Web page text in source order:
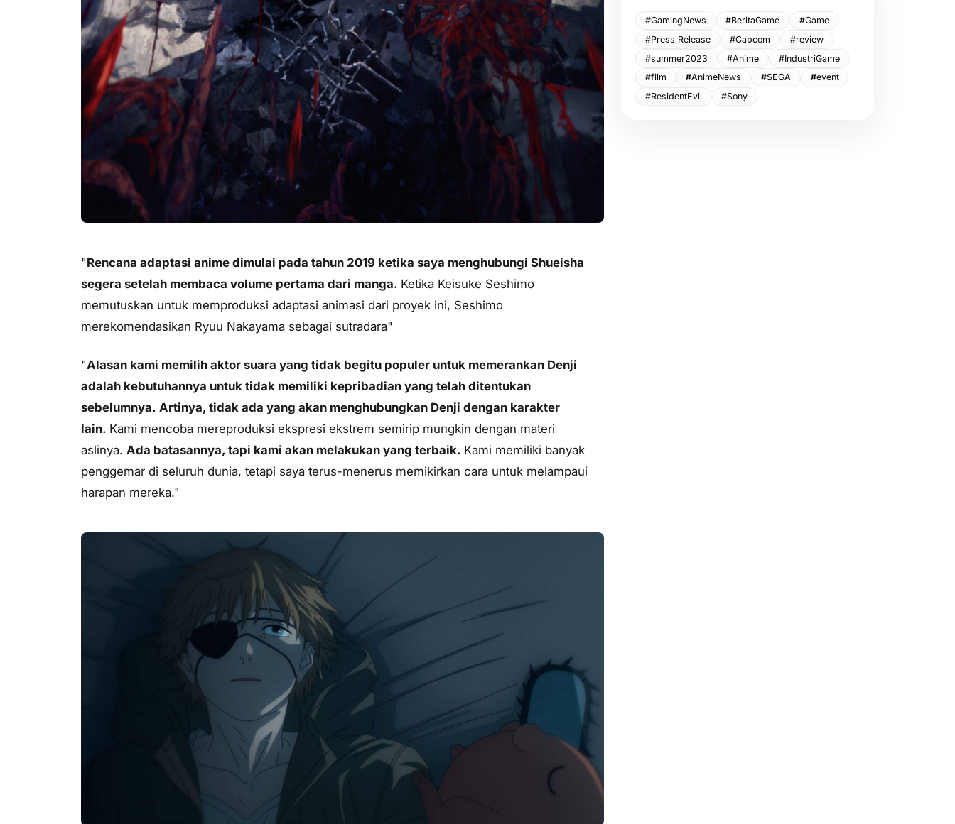
"Rencana adaptasi anime dimulai pada tahun 2019 ketika saya menghubungi Shueisha
segera setelah membaca volume pertama dari manga. Ketika Keisuke Seshimo
memutuskan untuk memproduksi adaptasi animasi dari proyek ini, Seshimo
merekomendasikan Ryuu Nakayama sebagai sutradara"
"Alasan kami memilih aktor suara yang tidak begitu populer untuk memerankan Denji
adalah kebutuhannya untuk tidak memiliki kepribadian yang telah ditentukan
sebelumnya. Artinya, tidak ada yang akan menghubungkan Denji dengan karakter
lain. Kami mencoba mereproduksi ekspresi ekstrem semirip mungkin dengan materi
aslinya. Ada batasannya, tapi kami akan melakukan yang terbaik. Kami memiliki banyak
penggemar di seluruh dunia, tetapi saya terus-menerus memikirkan cara untuk melampaui
harapan mereka."
#GamingNews #BeritaGame
#Game
#Press Release
#Capcom
#review
#summer2023
#Anime
#IndustriGame
#film
#AnimeNews #SEGA
#event
#ResidentEvil
#Sony